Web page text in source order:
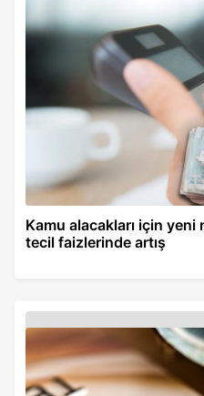
Kamu alacakları için yeni
tecil faizlerinde artış